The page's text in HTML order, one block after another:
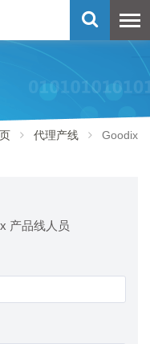
代理产线 Goodix
产品线人员